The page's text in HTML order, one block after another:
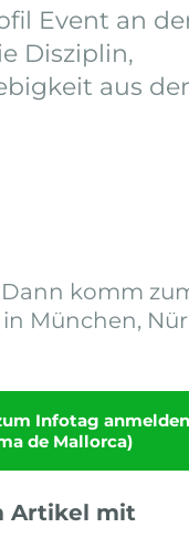
Event an
Disziplin,
aus
komm
München,
Infotag
de Mallorca)
Artikel mit